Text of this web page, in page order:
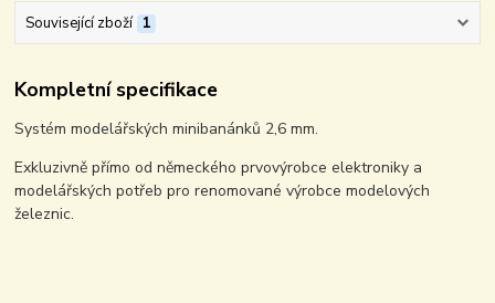
Související zboží 1
Kompletní specifikace
Systém modelářských minibanánků 2,6 mm.
Exkluzivně přímo od německého prvovýrobce elektroniky a
modelářských potřeb pro renomované výrobce modelových
železnic.